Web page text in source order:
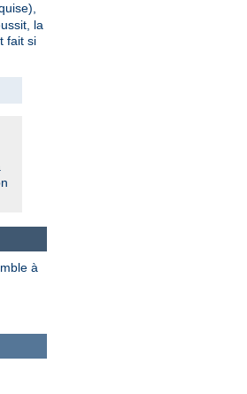
la
fait si
à